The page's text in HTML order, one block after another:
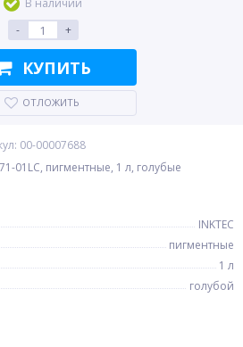
В наличии
-
+
КУПИТЬ
ОТЛОЖИТЬ
00-00007688
01LC, пигментные, 1 л, голубые
INKTEC
пигментные
1 л
голубой